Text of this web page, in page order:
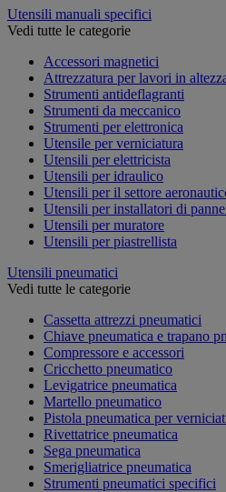
Utensili manuali specifici
Vedi tutte le categorie
Accessori magnetici
Attrezzatura per lavori in
Strumenti antideflagranti
Strumenti da meccanico
Strumenti per elettronica
Utensile per verniciatura
Utensili per elettricista
Utensili per idraulico
Utensili per il settore
Utensili per installatori di
Utensili per muratore
Utensili per piastrellista
Utensili pneumatici
Vedi tutte le categorie
Cassetta attrezzi pneumatici
Chiave pneumatica e trapano
Compressore e accessori
Cricchetto pneumatico
Levigatrice pneumatica
Martello pneumatico
Pistola pneumatica per
Rivettatrice pneumatica
Sega pneumatica
Smerigliatrice pneumatica
Strumenti pneumatici specifici